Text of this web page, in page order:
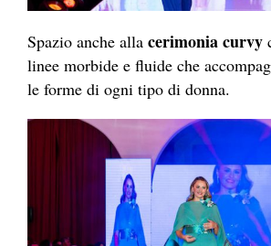
Spazio anche alla cerimonia curvy
linee morbide e fluide che
le forme di ogni tipo di donna.